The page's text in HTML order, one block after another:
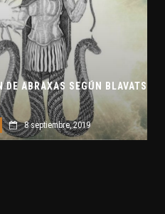
SEGÚN BLAVATSKY Y
2019